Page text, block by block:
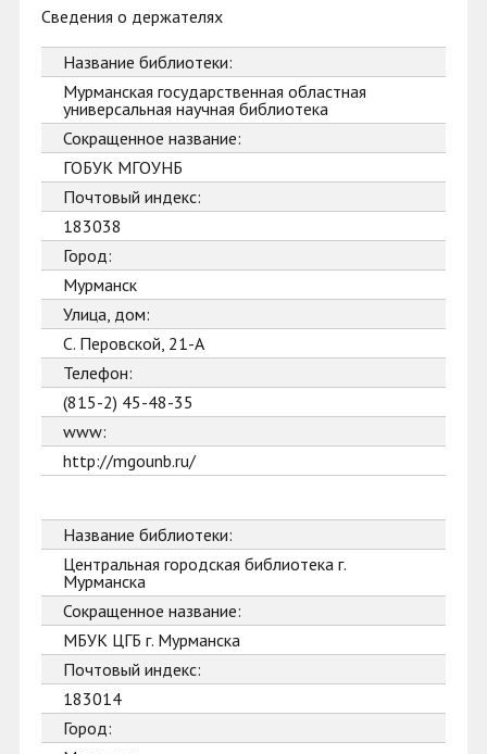
Сведения о держателях
Название библиотеки:
Мурманская государственная областная
универсальная научная библиотека
Сокращенное название:
ГОБУК МГОУНБ
Почтовый индекс:
183038
Город:
Мурманск
Улица, дом:
С. Перовской, 21-А
Телефон:
(815-2) 45-48-35
www:
http://mgounb.ru/
Название библиотеки:
Центральная городская библиотека г.
Мурманска
Сокращенное название:
МБУК ЦГБ г. Мурманска
Почтовый индекс:
183014
Город: